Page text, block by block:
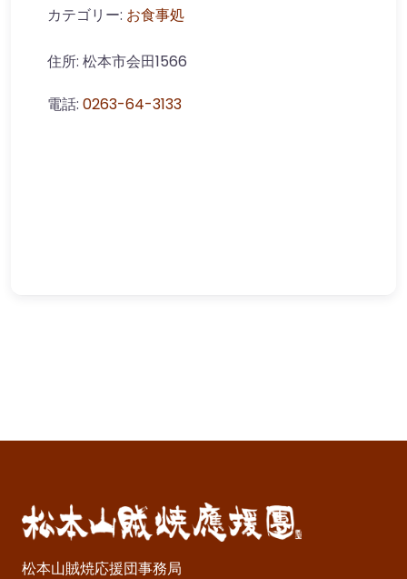
カテゴリー: お食事処
住所: 松本市会田1566
電話: 0263-64-3133
松本山賊焼応援団事務局